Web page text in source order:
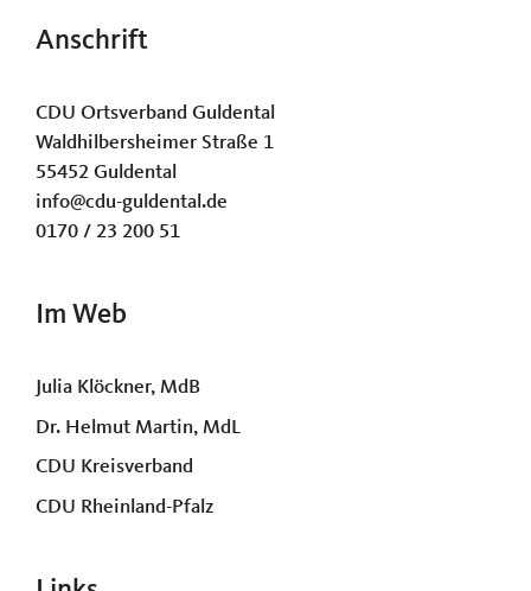
Anschrift
CDU Ortsverband Guldental
Waldhilbersheimer Straße 1
55452 Guldental
info@cdu-guldental.de
0170 / 23 200 51
Im Web
Julia Klöckner, MdB
Dr. Helmut Martin, MdL
CDU Kreisverband
CDU Rheinland-Pfalz